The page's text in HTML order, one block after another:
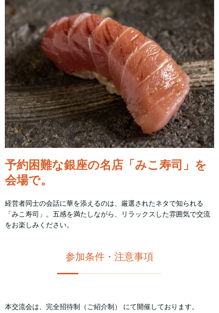
予約困難な銀座の名店「みこ寿司」を
会場で。
経営者同士の会話に華を添えるのは、厳選されたネタで知られる
「みこ寿司」。五感を満たしながら、リラックスした雰囲気で交流
をお楽しみください。
参加条件・注意事項
本交流会は、完全招待制（ご紹介制） にて開催しております。